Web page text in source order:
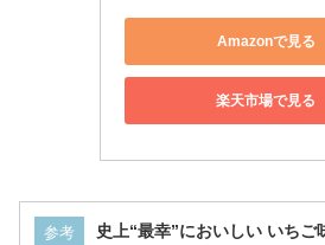
Amazonで見る
楽天市場で見る
参考
史上“最幸”においしい いち